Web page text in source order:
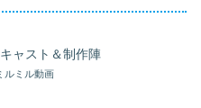
ルミル動画